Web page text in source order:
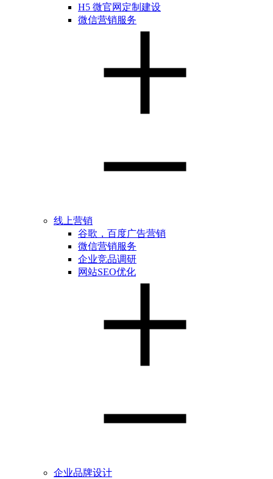
H5 微官网定制建设
微信营销服务
线上营销
谷歌，百度广告营销
微信营销服务
企业竞品调研
网站SEO优化
企业品牌设计